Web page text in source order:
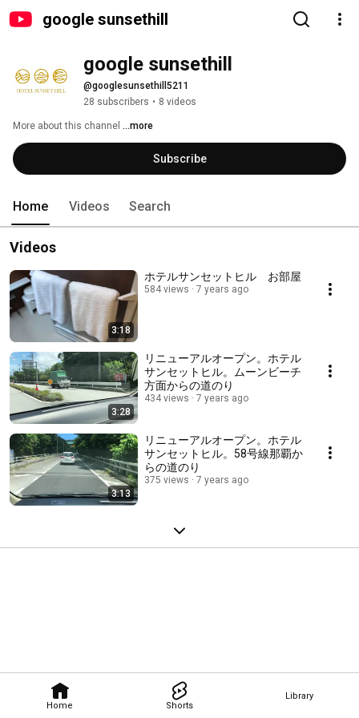
google sunsethill
Home Shorts
Library
google sunsethill
@googlesunsethill5211
28 subscribers • 8 videos
More about this channel ...more
Subscribe
Home Videos Search
Videos
3:18
ホテルサンセットヒル お部屋
584 views 7 years ago
3:28
リニューアルオープン。ホテル
サンセットヒル。ムーンビーチ
方面からの道のり
434 views 7 years ago
3:13
リニューアルオープン。ホテル
サンセットヒル。58号線那覇か
らの道のり
375 views 7 years ago